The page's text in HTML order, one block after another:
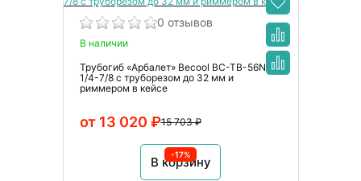
0 отзывов
В наличии
Трубогиб «Арбалет» Becool BC-TB-56N
1/4-7/8 с труборезом до 32 мм и
риммером в кейсе
15 703 ₽
от 13 020 ₽
В корзину
-17%